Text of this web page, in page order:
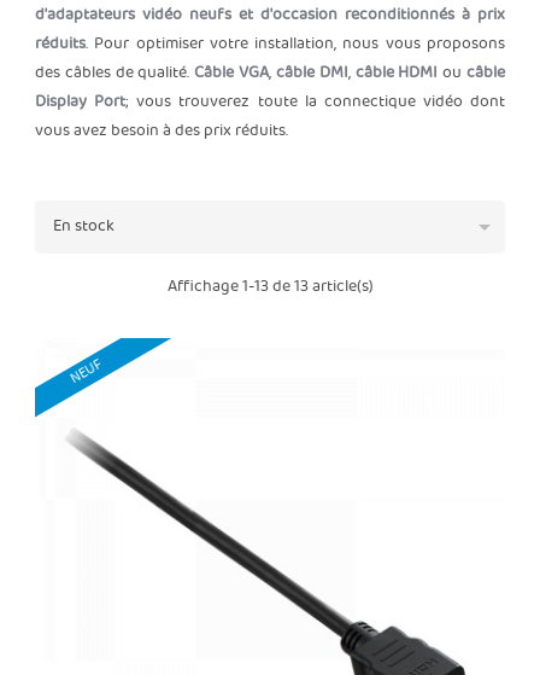
d'adaptateurs vidéo neufs et d'occasion reconditionnés à prix
réduits. Pour optimiser votre installation, nous vous proposons
des câbles de qualité.Câble VGA,câble DMI,câble HDMI oucâble
Display Port; vous trouverez toute la connectique vidéo dont
vous avez besoin à des prix réduits.
En stock 
Affichage 1-13 de 13 article(s)
NEUF